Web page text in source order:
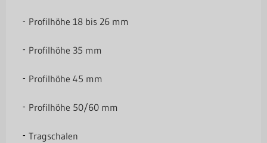
Profilhöhe 18 bis 26 mm
Profilhöhe 35 mm
Profilhöhe 45 mm
Profilhöhe 50/60 mm
Tragschalen